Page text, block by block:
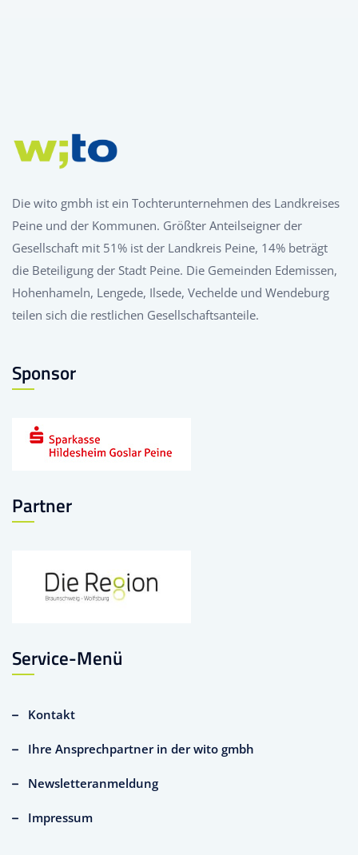
Die wito gmbh ist ein Tochterunternehmen des Landkreises
Peine und der Kommunen. Größter Anteilseigner der
Gesellschaft mit 51% ist der Landkreis Peine, 14% beträgt
die Beteiligung der Stadt Peine. Die Gemeinden Edemissen,
Hohenhameln, Lengede, Ilsede, Vechelde und Wendeburg
teilen sich die restlichen Gesellschaftsanteile.
Sponsor
Partner
Service-Menü
Kontakt
Ihre Ansprechpartner in der wito gmbh
Newsletteranmeldung
Impressum